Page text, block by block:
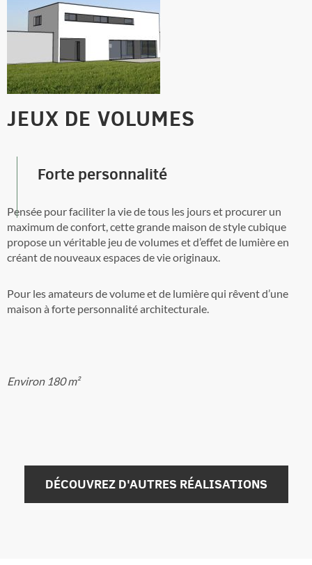
JEUX DE VOLUMES
Forte personnalité
Pensée pour faciliter la vie de tous les jours et procurer un
maximum de confort, cette grande maison de style cubique
propose un véritable jeu de volumes et d’effet de lumière en
créant de nouveaux espaces de vie originaux.
Pour les amateurs de volume et de lumière qui rêvent d’une
maison à forte personnalité architecturale.
Environ 180 m²
DÉCOUVREZ D'AUTRES RÉALISATIONS